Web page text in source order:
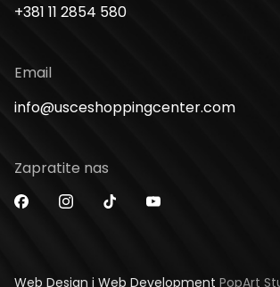
+381 11 2854 580
Email
info@usceshoppingcenter.com
Zapratite nas
Web Design i Web Development PopArt